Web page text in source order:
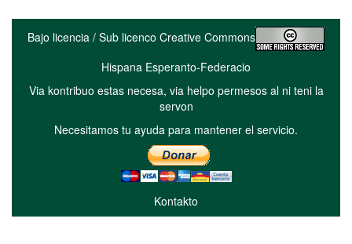
Bajo licencia / Sub licenco Creative Commons
Hispana Esperanto-Federacio
Via kontribuo estas necesa, via helpo permesos al ni teni la
servon
Necesitamos tu ayuda para mantener el servicio.
Kontakto